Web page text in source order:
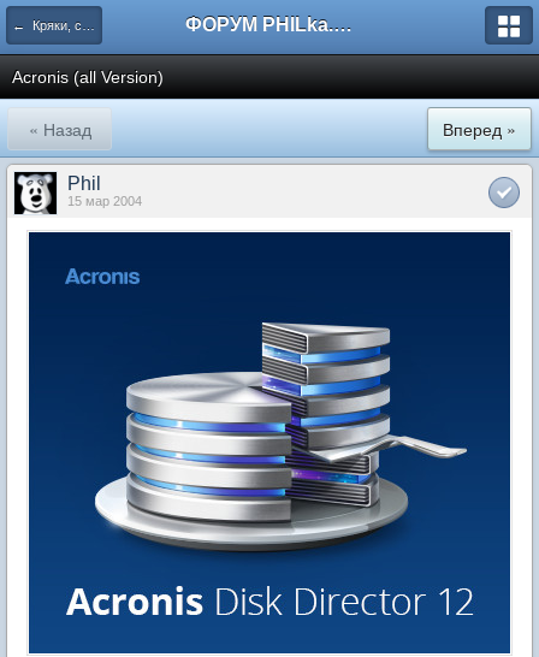
← Кряки, серийные номера, свежий варез ФОРУМ PHILka.RU
Acronis (all Version)
« Назад Вперед »
Phil
15 мар 2004